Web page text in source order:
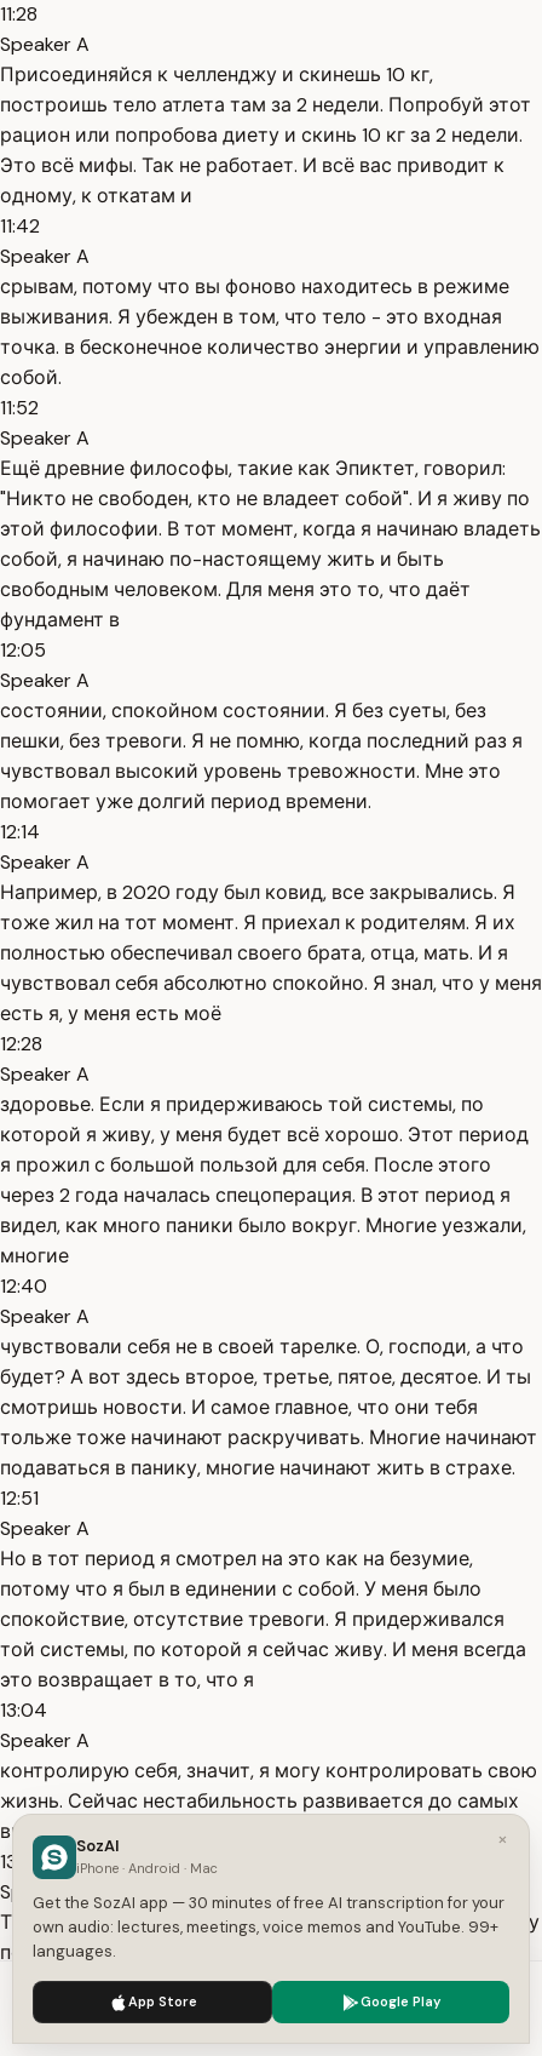
11:28
Speaker A
Присоединяйся к челленджу и скинешь 10 кг,
построишь тело атлета там за 2 недели. Попробуй этот
рацион или попробова диету и скинь 10 кг за 2 недели.
Это всё мифы. Так не работает. И всё вас приводит к
одному, к откатам и
11:42
Speaker A
срывам, потому что вы фоново находитесь в режиме
выживания. Я убежден в том, что тело - это входная
точка. в бесконечное количество энергии и управлению
собой.
11:52
Speaker A
Ещё древние философы, такие как Эпиктет, говорил:
"Никто не свободен, кто не владеет собой". И я живу по
этой философии. В тот момент, когда я начинаю владеть
собой, я начинаю по-настоящему жить и быть
свободным человеком. Для меня это то, что даёт
фундамент в
12:05
Speaker A
состоянии, спокойном состоянии. Я без суеты, без
пешки, без тревоги. Я не помню, когда последний раз я
чувствовал высокий уровень тревожности. Мне это
помогает уже долгий период времени.
12:14
Speaker A
Например, в 2020 году был ковид, все закрывались. Я
тоже жил на тот момент. Я приехал к родителям. Я их
полностью обеспечивал своего брата, отца, мать. И я
чувствовал себя абсолютно спокойно. Я знал, что у меня
есть я, у меня есть моё
12:28
Speaker A
здоровье. Если я придерживаюсь той системы, по
которой я живу, у меня будет всё хорошо. Этот период
я прожил с большой пользой для себя. После этого
через 2 года началась спецоперация. В этот период я
видел, как много паники было вокруг. Многие уезжали,
многие
12:40
Speaker A
чувствовали себя не в своей тарелке. О, господи, а что
будет? А вот здесь второе, третье, пятое, десятое. И ты
смотришь новости. И самое главное, что они тебя
тольже тоже начинают раскручивать. Многие начинают
подаваться в панику, многие начинают жить в страхе.
12:51
Speaker A
Но в тот период я смотрел на это как на безумие,
потому что я был в единении с собой. У меня было
спокойствие, отсутствие тревоги. Я придерживался
той системы, по которой я сейчас живу. И меня всегда
это возвращает в то, что я
13:04
Speaker A
контролирую себя, значит, я могу контролировать свою
жизнь. Сейчас нестабильность развивается до самых
высоких уровней. Посмотрите вокруг.
13:11
Speaker A
Трамп, Эппштейн, гроны, войны, Иран и так далее и тому
подобное. Кризисы. И то, что я сейчас вижу у людей-
это бесконечный уровень тревоги. Все друг друга ещё
этим и заражают. Ты открываешь новости и видишь,
что новости только и
We use cookies to enhance your experience.
×
SozAI
iPhone · Android · Mac
Get the SozAI app — 30 minutes of free AI transcription for your
own audio: lectures, meetings, voice memos and YouTube. 99+
languages.
App Store Google Play